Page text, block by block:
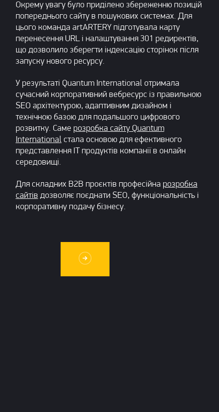
Окрему увагу було приділено збереженню позицій
попереднього сайту в пошукових системах. Для
цього команда artARTERY підготувала карту
перенесення URL і налаштування 301 редиректів,
що дозволило зберегти індексацію сторінок після
запуску нового ресурсу.
У результаті Quantum International отримала
сучасний корпоративний вебресурс із правильною
SEO архітектурою, адаптивним дизайном і
технічною базою для подальшого цифрового
розвитку. Саме розробка сайту Quantum
Internationalстала основою для ефективного
представлення IT продуктів компанії в онлайн
середовищі.
Для складних B2B проєктів професійна розробка
сайтів дозволяє поєднати SEO, функціональність і
корпоративну подачу бізнесу.